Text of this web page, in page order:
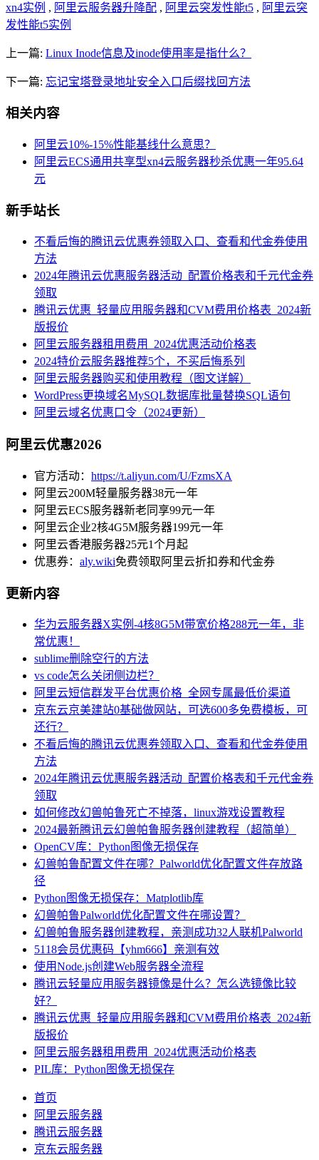
xn4实例 , 阿里云服务器升降配 , 阿里云突发性能t5 , 阿里云突
发性能t5实例
上一篇: Linux Inode信息及inode使用率是指什么？
下一篇: 忘记宝塔登录地址安全入口后缀找回方法
相关内容
阿里云10%-15%性能基线什么意思？
阿里云ECS通用共享型xn4云服务器秒杀优惠一年95.64
元
新手站长
不看后悔的腾讯云优惠券领取入口、查看和代金券使用
方法
2024年腾讯云优惠服务器活动_配置价格表和千元代金券
领取
腾讯云优惠_轻量应用服务器和CVM费用价格表_2024新
版报价
阿里云服务器租用费用_2024优惠活动价格表
2024特价云服务器推荐5个，不买后悔系列
阿里云服务器购买和使用教程（图文详解）
WordPress更换域名MySQL数据库批量替换SQL语句
阿里云域名优惠口令（2024更新）
阿里云优惠2026
官方活动： https://t.aliyun.com/U/FzmsXA
阿里云200M轻量服务器38元一年
阿里云ECS服务器新老同享99元一年
阿里云企业2核4G5M服务器199元一年
阿里云香港服务器25元1个月起
优惠券： aly.wiki免费领取阿里云折扣券和代金券
更新内容
华为云服务器X实例-4核8G5M带宽价格288元一年，非
常优惠！
sublime删除空行的方法
vs code怎么关闭侧边栏？
阿里云短信群发平台优惠价格_全网专属最低价渠道
京东云京美建站0基础做网站，可选600多免费模板，可
还行？
不看后悔的腾讯云优惠券领取入口、查看和代金券使用
方法
2024年腾讯云优惠服务器活动_配置价格表和千元代金券
领取
如何修改幻兽帕鲁死亡不掉落，linux游戏设置教程
2024最新腾讯云幻兽帕鲁服务器创建教程（超简单）
OpenCV库：Python图像无损保存
幻兽帕鲁配置文件在哪？Palworld优化配置文件存放路
径
Python图像无损保存：Matplotlib库
幻兽帕鲁Palworld优化配置文件在哪设置？
幻兽帕鲁服务器创建教程，亲测成功32人联机Palworld
5118会员优惠码【yhm666】亲测有效
使用Node.js创建Web服务器全流程
腾讯云轻量应用服务器镜像是什么？怎么选镜像比较
好？
腾讯云优惠_轻量应用服务器和CVM费用价格表_2024新
版报价
阿里云服务器租用费用_2024优惠活动价格表
PIL库：Python图像无损保存
首页
阿里云服务器
腾讯云服务器
京东云服务器